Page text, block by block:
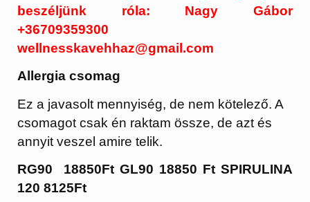
beszéljünk róla: Nagy Gábor
+36709359300
wellnesskavehhaz@gmail.com
Allergia csomag
Ez a javasolt mennyiség, de nem kötelező. A
csomagot csak én raktam össze, de azt és
annyit veszel amire telik.
RG90 18850Ft GL90 18850 Ft SPIRULINA
120 8125Ft